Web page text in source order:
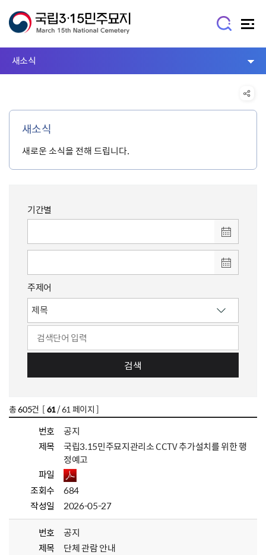
새소식
새소식
새로운 소식을 전해 드립니다.
기간별
주제어
검색
총605건 [61/ 61 페이지 ]
번호
공지
제목
국립3.15민주묘지관리소 CCTV 추가설치를 위한 행
정예고
파일
조회수
684
작성일
2026-05-27
번호
공지
제목
단체 관람 안내